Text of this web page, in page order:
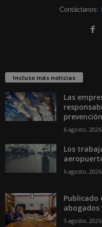
Contáctanos:
Incluso más noticias
Las
6 agosto, 2026
Los
6 agosto, 2026
Publicado
abogados
5 agosto, 2026